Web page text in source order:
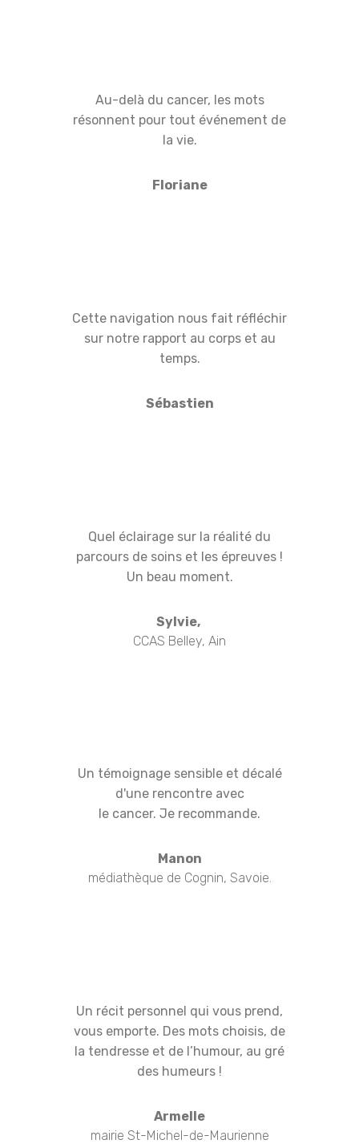
Au-delà du cancer, les mots
résonnent pour tout événement de
la vie.
Floriane
Cette navigation nous fait réfléchir
sur notre rapport au corps et au
temps.
Sébastien
Quel éclairage sur la réalité du
parcours de soins et les épreuves !
Un beau moment.
Sylvie,
CCAS Belley, Ain
Un témoignage sensible et décalé
d'une rencontre avec
le cancer. Je recommande.
Manon
médiathèque de Cognin, Savoie.
Un récit personnel qui vous prend,
vous emporte. Des mots choisis, de
la tendresse et de l’humour, au gré
des humeurs !
Armelle
mairie St-Michel-de-Maurienne